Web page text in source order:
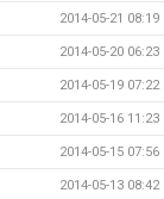
2014-05-21 08:19
2014-05-20 06:23
2014-05-19 07:22
2014-05-16 11:23
2014-05-15 07:56
2014-05-13 08:42